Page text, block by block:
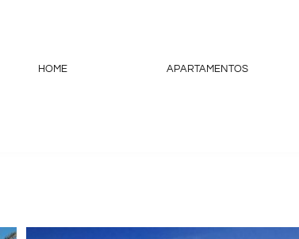
HOME APARTAMENTOS